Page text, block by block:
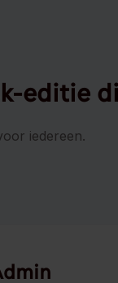
editie
iedereen.